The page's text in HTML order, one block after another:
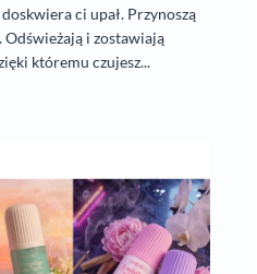
ci upał. Przynoszą
Odświeżają i zostawiają
któremu czujesz...